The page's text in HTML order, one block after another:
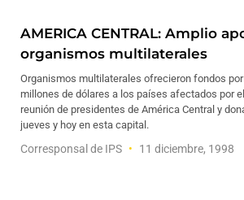
AMERICA CENTRAL: Amplio
organismos multilaterales
Organismos multilaterales ofrecieron fondos
millones de dólares a los países afectados por
reunión de presidentes de América Central y
jueves y hoy en esta capital.
Corresponsal de IPS 11 diciembre, 1998